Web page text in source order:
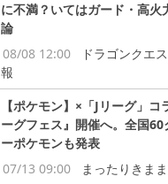
に不満？いてはガード・高火
論
08/08 12:00
ドラゴンクエ
報
【ポケモン】×「Jリーグ」コ
ーグフェス』開催へ。全国
ーポケモンも発表
07/13 09:00
まったりきま